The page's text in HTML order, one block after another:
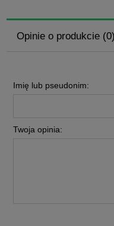
Opinie o produkcie (0)
Imię lub pseudonim:
Twoja opinia: